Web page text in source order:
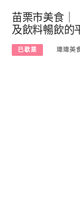
苗栗市美食｜
及飲料暢飲的
已歇業 瑋瑋美